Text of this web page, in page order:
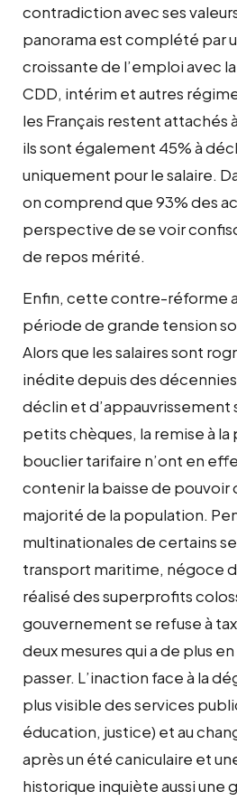
contradiction avec ses
panorama est complété par
croissante de l’emploi avec
CDD, intérim et autres
les Français restent attachés
ils sont également 45% à
uniquement pour le salaire.
on comprend que 93% des
perspective de se voir
de repos mérité.
Enfin, cette contre-réforme
période de grande tension
Alors que les salaires sont
inédite depuis des
déclin et d’appauvrissement
petits chèques, la remise à la
bouclier tarifaire n’ont en
contenir la baisse de pouvoir
majorité de la population.
multinationales de certains
transport maritime, négoce
réalisé des superprofits
gouvernement se refuse à
deux mesures qui a de plus
passer. L’inaction face à la
plus visible des services
éducation, justice) et au
après un été caniculaire et
historique inquiète aussi une